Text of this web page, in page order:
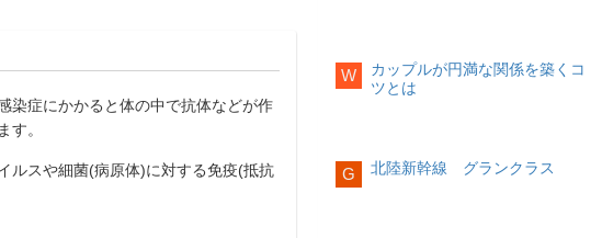
染症にかかると体の中で抗体などが作
す。
ルスや細菌(病原体)に対する免疫(抵抗
W
カップルが円満な関係を築くコ
ツとは
G 北陸新幹線 グランクラス